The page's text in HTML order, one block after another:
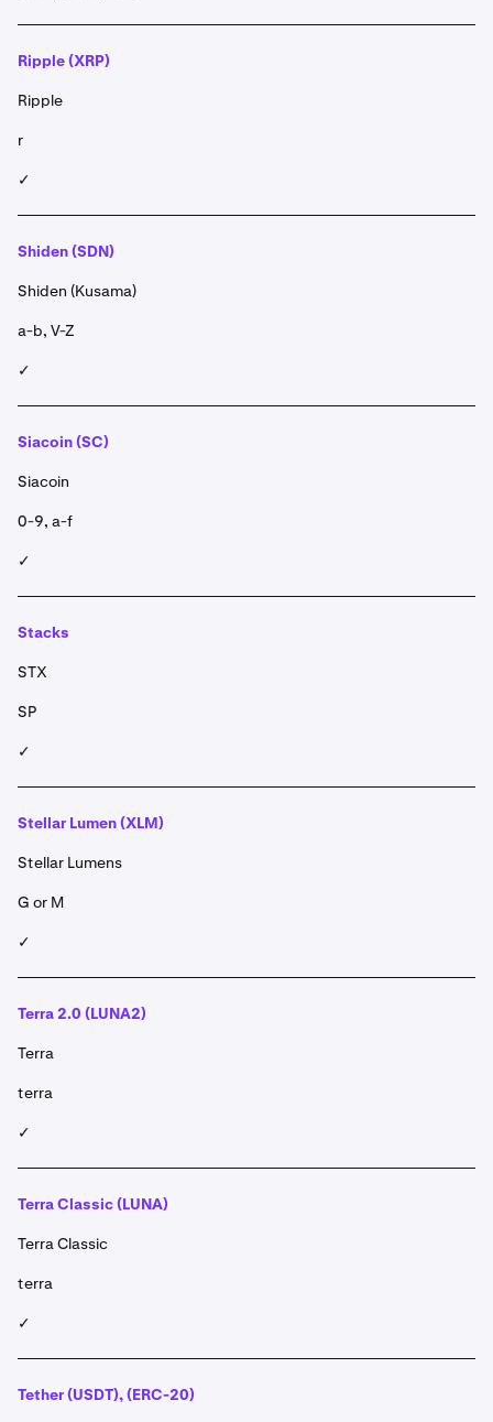
Ripple (XRP)
Ripple
r
✓
Shiden (SDN)
Shiden (Kusama)
a-b, V-Z
✓
Siacoin (SC)
Siacoin
0-9, a-f
✓
Stacks
STX
SP
✓
Stellar Lumen (XLM)
Stellar Lumens
G or M
✓
Terra 2.0 (LUNA2)
Terra
terra
✓
Terra Classic (LUNA)
Terra Classic
terra
✓
Tether (USDT), (ERC-20)